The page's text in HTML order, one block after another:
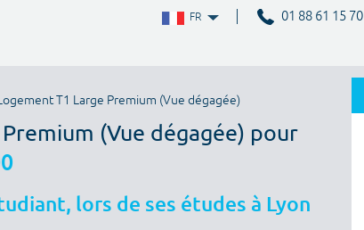
FR 01 88 61 15 70
T1 Large Premium (Vue dégagée)
(Vue dégagée) pour
lors de ses études à Lyon